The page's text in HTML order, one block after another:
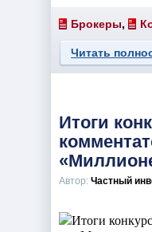
Брокеры,
Читать
Итоги
Автор: Частный